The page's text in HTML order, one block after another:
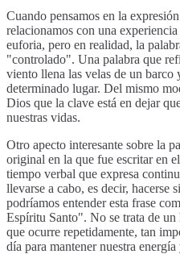
Cuando pensamos en la
relacionamos con una
euforia, pero en realidad, la
"controlado". Una palabra que
viento llena las velas de un
determinado lugar. Del mismo
Dios que la clave está en dejar
nuestras vidas.
Otro apecto interesante sobre la
original en la que fue escritar en
tiempo verbal que expresa
llevarse a cabo, es decir, hacerse
podríamos entender esta frase
Espíritu Santo". No se trata de
que ocurre repetidamente, tan
día para mantener nuestra